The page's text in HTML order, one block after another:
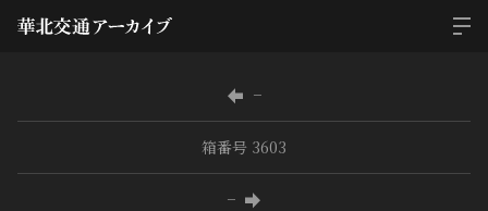
−
箱番号 3603
−